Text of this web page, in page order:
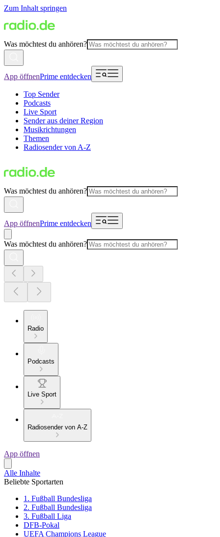
Zum Inhalt springen
Was möchtest du anhören?
App öffnenPrime entdecken
Top Sender
Podcasts
Live Sport
Sender aus deiner Region
Musikrichtungen
Themen
Radiosender von A-Z
Was möchtest du anhören?
App öffnenPrime entdecken
Was möchtest du anhören?
Radio
Podcasts
Live Sport
Radiosender von A-Z
App öffnen
Alle Inhalte
Beliebte Sportarten
1. Fußball Bundesliga
2. Fußball Bundesliga
3. Fußball Liga
DFB-Pokal
UEFA Champions League